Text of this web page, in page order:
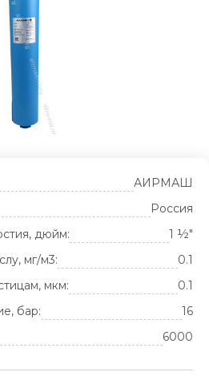
АИРМАШ
Россия
дюйм:
1 ½"
мг/м3:
0.1
мкм:
0.1
бар:
16
6000